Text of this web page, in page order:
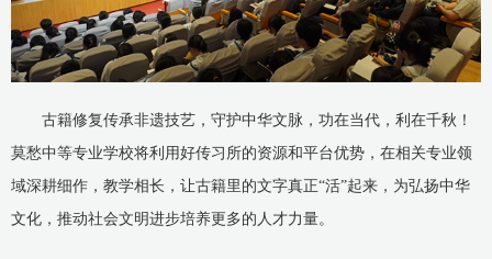
古籍修复传承非遗技艺，守护中华文脉，功在当代，利在千秋！
莫愁中等专业学校将利用好传习所的资源和平台优势，在相关专业领
域深耕细作，教学相长，让古籍里的文字真正“活”起来，为弘扬中华
文化，推动社会文明进步培养更多的人才力量。